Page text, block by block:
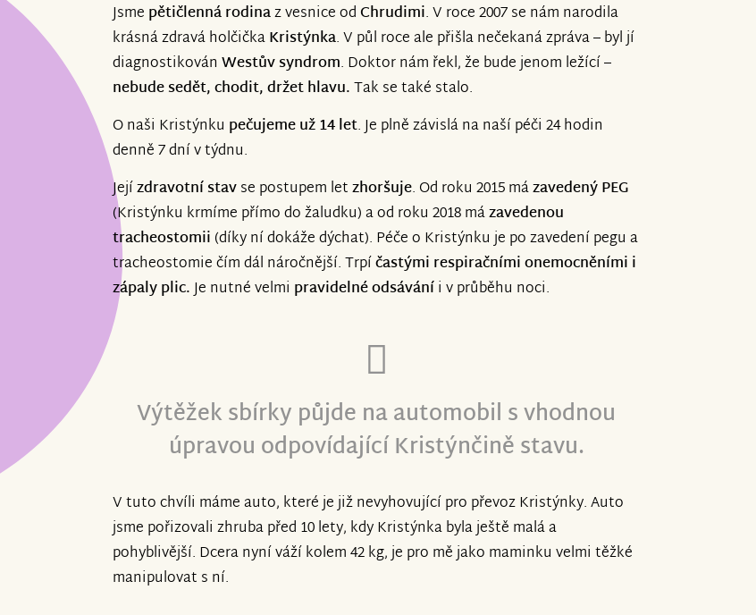
Jsme pětičlenná rodinaz vesnice odChrudimi. V roce 2007 se nám narodila
krásná zdravá holčičkaKristýnka. V půl roce ale přišla nečekaná zpráva – byl jí
diagnostikován Westův syndrom. Doktor nám řekl, že bude jenom ležící –
nebude sedět, chodit, držet hlavu.Tak se také stalo.
O naši Kristýnku pečujeme už 14 let. Je plně závislá na naší péči 24 hodin
denně 7 dní v týdnu.
Jejízdravotní stavse postupem letzhoršuje. Od roku 2015 mázavedený PEG
(Kristýnku krmíme přímo do žaludku) a od roku 2018 mázavedenou
tracheostomii (díky ní dokáže dýchat). Péče o Kristýnku je po zavedení pegu a
tracheostomie čím dál náročnější. Trpíčastými respiračními onemocněními i
zápaly plic.Je nutné velmi pravidelné odsáváníi v průběhu noci.
Výtěžek sbírky půjde na automobil s vhodnou
úpravou odpovídající Kristýnčině stavu.
V tuto chvíli máme auto, které je již nevyhovující pro převoz Kristýnky. Auto
jsme pořizovali zhruba před 10 lety, kdy Kristýnka byla ještě malá a
pohyblivější. Dcera nyní váží kolem 42 kg, je pro mě jako maminku velmi těžké
manipulovat s ní.